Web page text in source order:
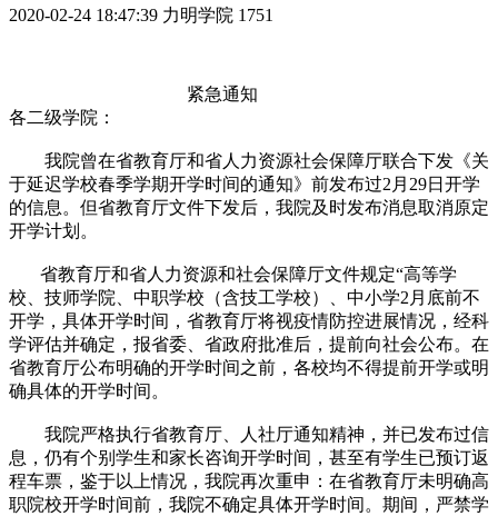
2020-02-24 18:47:39 力明学院 1751
紧急通知
各二级学院：
我院曾在省教育厅和省人力资源社会保障厅联合下发《关
于延迟学校春季学期开学时间的通知》前发布过2月29日开学
的信息。但省教育厅文件下发后，我院及时发布消息取消原定
开学计划。
省教育厅和省人力资源和社会保障厅文件规定“高等学
校、技师学院、中职学校（含技工学校）、中小学2月底前不
开学，具体开学时间，省教育厅将视疫情防控进展情况，经科
学评估并确定，报省委、省政府批准后，提前向社会公布。在
省教育厅公布明确的开学时间之前，各校均不得提前开学或明
确具体的开学时间。
我院严格执行省教育厅、人社厅通知精神，并已发布过信
息，仍有个别学生和家长咨询开学时间，甚至有学生已预订返
程车票，鉴于以上情况，我院再次重申：在省教育厅未明确高
职院校开学时间前，我院不确定具体开学时间。期间，严禁学